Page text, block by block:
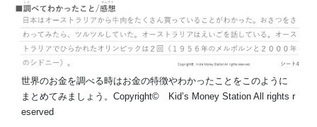
世界のお金を調べる時はお金の特徴やわかったことをこのように
まとめてみましょう。Copyright© Kid’s Money Station All rights r
eserved